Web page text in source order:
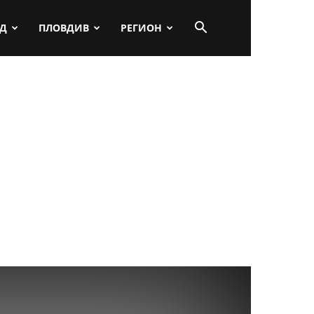
ПЛОВДИВ РЕГИОН